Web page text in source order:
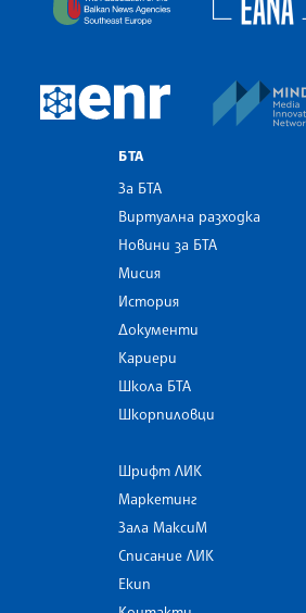
European Newsroom
БТА
За БТА
Виртуална разходка
Новини за БТА
Мисия
История
Документи
Кариери
Школа БТА
Шкорпиловци
Шрифт ЛИК
Маркетинг
Зала МаксиМ
Списание ЛИК
Екип